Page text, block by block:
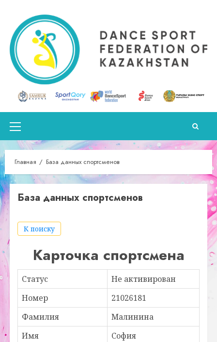
содержимому
Основное
меню
Главная База данных спортсменов
База данных спортсменов
К поиску
Карточка спортсмена
Статус
Не активирован
Номер
21026181
Фамилия
Малинина
Имя
София